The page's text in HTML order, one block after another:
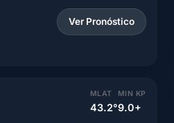
Ver Pronóstico
MLAT
43.2°
MIN KP
9.0+